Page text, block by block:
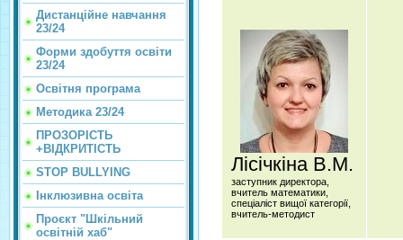
Дистанційне навчання
23/24
Форми здобуття освіти
23/24
Освітня програма
Методика 23/24
ПРОЗОРІСТЬ
+ВІДКРИТІСТЬ
STOP BULLYING
Інклюзивна освіта
Проєкт "Шкільний
освітній хаб"
Лісічкіна В.М.
заступник директора,
вчитель математики,
спеціаліст вищої категорії,
вчитель-методист